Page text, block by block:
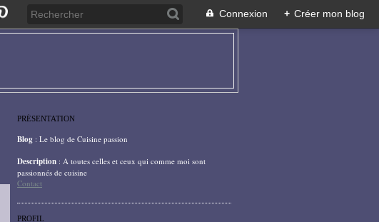
Connexion + Créer mon blog
PRÉSENTATION
Blog : Le blog de Cuisine passion
Description : A toutes celles et ceux qui comme moi sont
passionnés de cuisine
Contact
PROFIL